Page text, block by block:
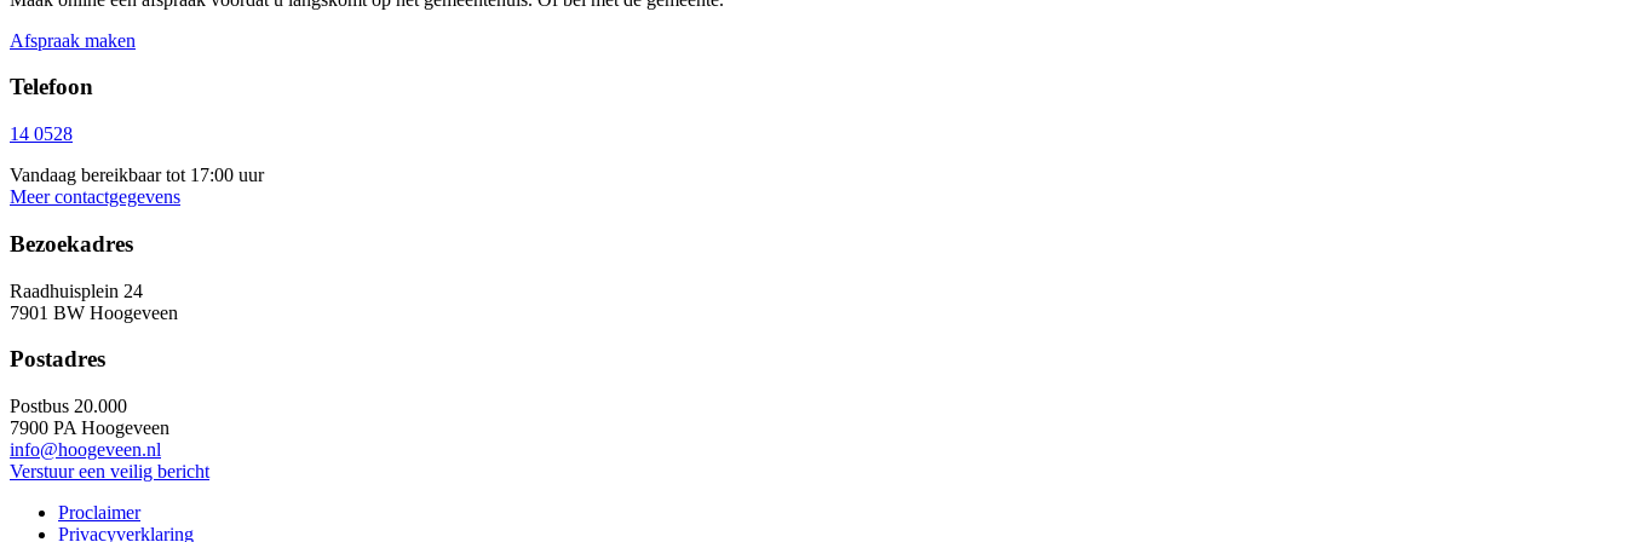
Afspraak maken
Telefoon
14 0528
Vandaag bereikbaar tot 17:00 uur
Meer contactgegevens
Bezoekadres
Raadhuisplein 24
7901 BW Hoogeveen
Postadres
Postbus 20.000
7900 PA Hoogeveen
info@hoogeveen.nl
Verstuur een veilig bericht
Proclaimer
Privacyverklaring